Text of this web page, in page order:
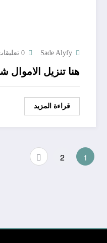
Sade Alyfy 0 تعليقات
هنا تنزيل الاموال
قراءة المزيد
Posts
1
2